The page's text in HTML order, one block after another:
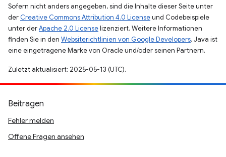
Sofern nicht anders angegeben, sind die Inhalte dieser Seite unter
der Creative Commons Attribution 4.0 Licenseund Codebeispiele
unter derApache 2.0 Licenselizenziert. Weitere Informationen
finden Sie in den Websiterichtlinien von Google Developers. Java ist
eine eingetragene Marke von Oracle und/oder seinen Partnern.
Zuletzt aktualisiert: 2025-05-13 (UTC).
Beitragen
Fehler melden
Offene Fragen ansehen